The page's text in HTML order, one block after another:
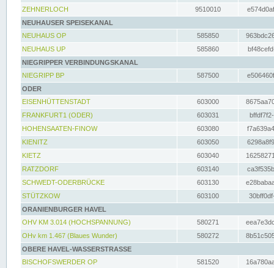
ZEHNERLOCH
9510010
NEUHAUSER SPEISEKANAL
NEUHAUS OP
585850
NEUHAUS UP
585860
NIEGRIPPER VERBINDUNGSKANAL
NIEGRIPP BP
587500
ODER
EISENHÜTTENSTADT
603000
FRANKFURT1 (ODER)
603031
HOHENSAATEN-FINOW
603080
KIENITZ
603050
KIETZ
603040
RATZDORF
603140
SCHWEDT-ODERBRÜCKE
603130
STÜTZKOW
603100
ORANIENBURGER HAVEL
OHV KM 3.014 (HOCHSPANNUNG)
580271
OHv km 1.467 (Blaues Wunder)
580272
OBERE HAVEL-WASSERSTRASSE
BISCHOFSWERDER OP
581520